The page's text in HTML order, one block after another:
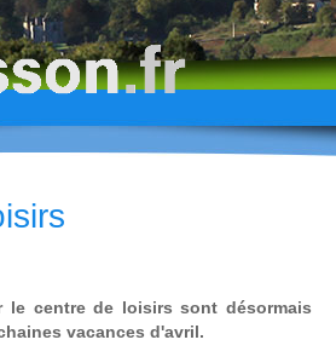
le centre de loisirs sont désormais
vacances d'avril.